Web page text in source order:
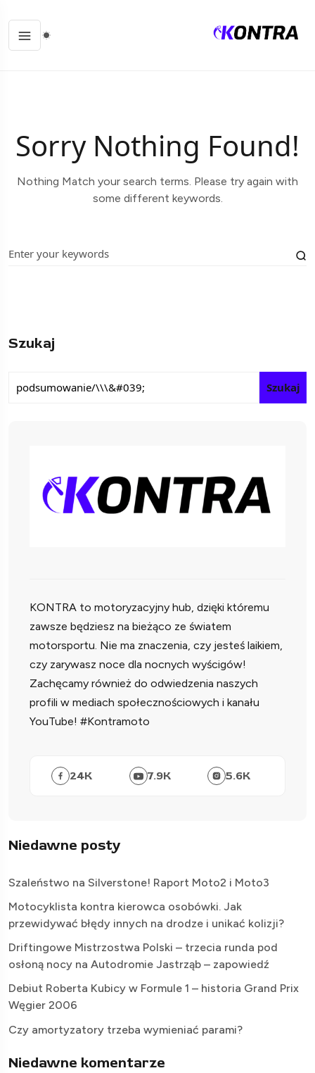
Sorry Nothing Found!
Nothing Match your search terms. Please try again with
some different keywords.
Szukaj
Szukaj
KONTRA to motoryzacyjny hub, dzięki któremu
zawsze będziesz na bieżąco ze światem
motorsportu. Nie ma znaczenia, czy jesteś laikiem,
czy zarywasz noce dla nocnych wyścigów!
Zachęcamy również do odwiedzenia naszych
profili w mediach społecznościowych i kanału
YouTube! #Kontramoto
24K 7.9K 5.6K
Niedawne posty
Szaleństwo na Silverstone! Raport Moto2 i Moto3
Motocyklista kontra kierowca osobówki. Jak
przewidywać błędy innych na drodze i unikać kolizji?
Driftingowe Mistrzostwa Polski – trzecia runda pod
osłoną nocy na Autodromie Jastrząb – zapowiedź
Debiut Roberta Kubicy w Formule 1 – historia Grand Prix
Węgier 2006
Czy amortyzatory trzeba wymieniać parami?
Niedawne komentarze